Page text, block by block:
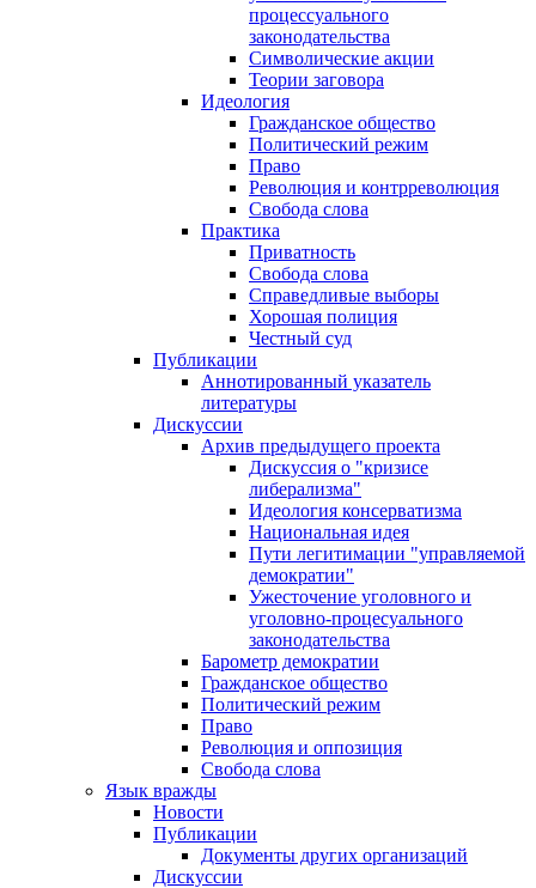
процессуального
законодательства
Символические акции
Теории заговора
Идеология
Гражданское общество
Политический режим
Право
Революция и контрреволюция
Свобода слова
Практика
Приватность
Свобода слова
Справедливые выборы
Хорошая полиция
Честный суд
Публикации
Аннотированный указатель
литературы
Дискуссии
Архив предыдущего проекта
Дискуссия о "кризисе
либерализма"
Идеология консерватизма
Национальная идея
Пути легитимации "управляемой
демократии"
Ужесточение уголовного и
уголовно-процесуального
законодательства
Барометр демократии
Гражданское общество
Политический режим
Право
Революция и оппозиция
Свобода слова
Язык вражды
Новости
Публикации
Документы других организаций
Дискуссии